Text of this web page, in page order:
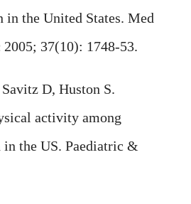
in the United States. Med
2005; 37(10): 1748-53.
D, Huston S.
activity among
in the US. Paediatric &